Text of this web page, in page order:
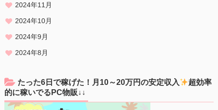
2024年11月
2024年10月
2024年9月
2024年8月
たった6日で稼げた！月10～20万円の安定収入
超効率
的に稼いでるPC物販↓↓